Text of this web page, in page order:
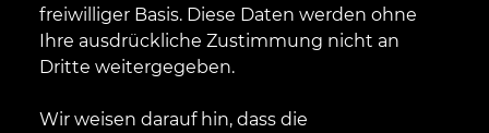
freiwilliger Basis. Diese Daten werden ohne
Ihre ausdrückliche Zustimmung nicht an
Dritte weitergegeben.
Wir weisen darauf hin, dass die